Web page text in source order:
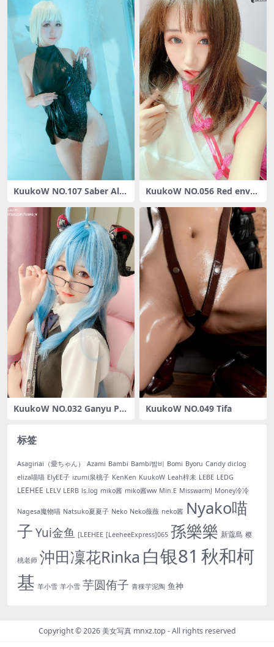
KuukoW NO.107 Saber Alte
KuukoW NO.056 Red envel
KuukoW NO.032 Ganyu Pur
KuukoW NO.049 Tifa
标签
Asagiriai（愛ちゃん） Azami Bambi Bambi밤비 Bomi Byoru Candy dir.log
eliza喵喵 ElyEE子 izumi泉桃子 KenKen KuukoW Leah梓未 LEBE LEDG
LEEHEE LELV LERB ls.log miko酱 miko酱ww Min.E MisswarmJ Money冷冷
Nagesa魔物喵 Natsuko夏夏子 Neko Neko薇薇 neko酱 Nyako喵
子Yui金鱼 [LEEHEE [LeeheeExpress]065 孫樂樂 新蔻島 樱
桃老师 沖田凜花Rinka 白银81 秋和柯
基 羊小雪 羊小雪 芋圆侑子 青稞芋泥陶 鱼神
Copyright © 2026美女写真 mnxz.top - All rights reserved